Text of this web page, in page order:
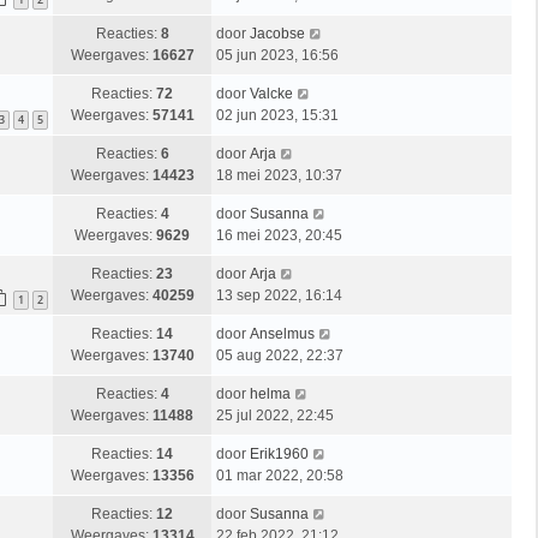
Reacties: 8
Weergaves: 16627
door Jacobse
05 jun 2023, 16:56
3 4 5
Reacties: 72
Weergaves: 57141
door Valcke
02 jun 2023, 15:31
Reacties: 6
Weergaves: 14423
door Arja
18 mei 2023, 10:37
Reacties: 4
Weergaves: 9629
door Susanna
16 mei 2023, 20:45
1 2
Reacties: 23
Weergaves: 40259
door Arja
13 sep 2022, 16:14
Reacties: 14
Weergaves: 13740
door Anselmus
05 aug 2022, 22:37
Reacties: 4
Weergaves: 11488
door helma
25 jul 2022, 22:45
Reacties: 14
Weergaves: 13356
door Erik1960
01 mar 2022, 20:58
Reacties: 12
door Susanna